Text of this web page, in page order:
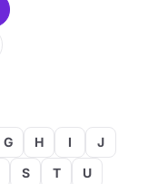
G H I
J
S T
U